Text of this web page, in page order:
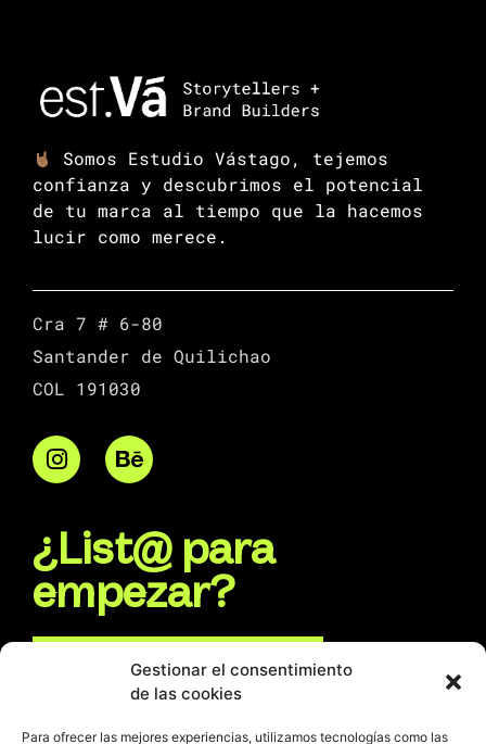
Gestionar el consentimiento
de las cookies
Para ofrecer las mejores experiencias, utilizamos tecnologías como las
Somos Estudio Vástago, tejemos
confianza y descubrimos el potencial
de tu marca al tiempo que la hacemos
lucir como merece.
Cra 7 # 6-80
Santander de Quilichao
COL 191030
¿List@ para
empezar?